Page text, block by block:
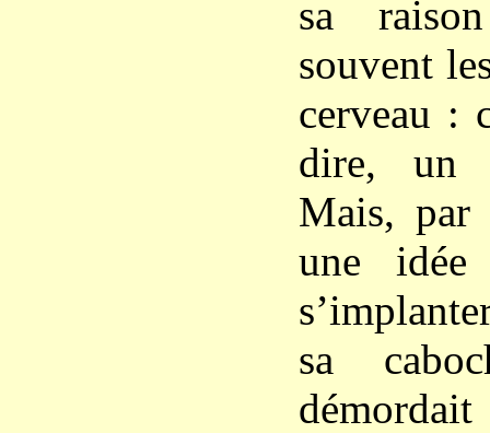
sa
souvent
cerveau :
dire, un
Mais, par
une
sa